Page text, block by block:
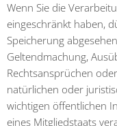
Wenn Sie die
eingeschränkt haben,
Speicherung
Geltendmachung,
Rechtsansprüchen
natürlichen oder
wichtigen öffentlichen
eines Mitgliedstaats